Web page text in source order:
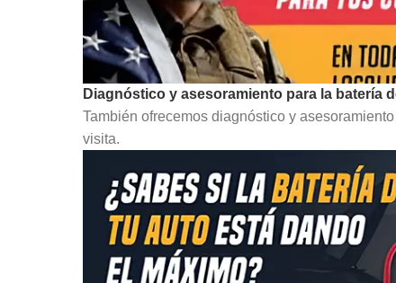
Diagnóstico y asesoramiento para la batería
También ofrecemos diagnóstico y
visita.